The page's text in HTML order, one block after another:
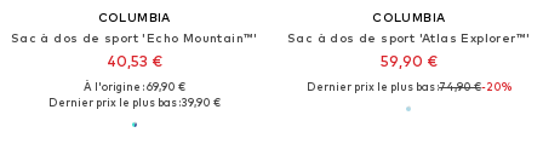
COLUMBIA
Sac à dos de sport 'Echo Mountain™'
40,53 €
À l'origine : 69,90 €
Dernier prix le plus bas :39,90 €
COLUMBIA
Sac à dos de sport 'Atlas Explorer™'
59,90 €
Dernier prix le plus bas :74,90 €-20%